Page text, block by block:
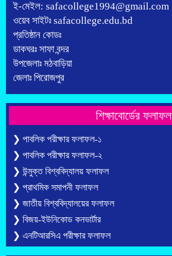
ই-মেইল: safacollege1994@gmail.com
ওয়েব সাইটঃ safacollege.edu.bd
প্রতিষ্ঠান কোডঃ
ডাকঘরঃ সাফা বন্দর
উপজেলাঃ মঠবাড়িয়া
জেলাঃ পিরোজপুর
শিক্ষাবোর্ডের ফলাফল
❯ পাবলিক পরীক্ষার ফলাফল-১
❯ পাবলিক পরীক্ষার ফলাফল-২
❯ উন্মুক্ত বিশ্ববিদ্যালয় ফলাফল
❯ প্রাথমিক সমাপনী ফলাফল
❯ জাতীয় বিশ্ববিদ্যালয়ের ফলাফল
❯ বিজয়-ইউনিকোড কনভার্টার
❯ এনটিআরসিএ পরীক্ষার ফলাফল